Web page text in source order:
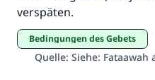
verspäten.
Bedingungen des Gebets
Quelle: Siehe: